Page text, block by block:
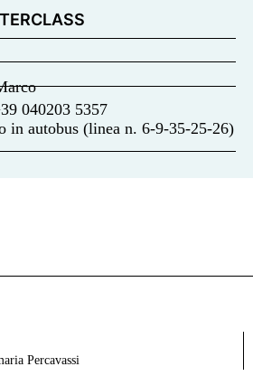
040203 5357
in autobus (linea n. 6-9-35-25-26)
Percavassi